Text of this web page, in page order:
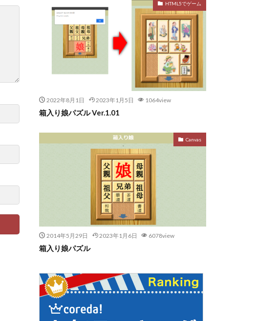
HTML5でゲーム
2022年8月1日 2023年1月5日 1064view
箱入り娘パズル Ver.1.01
Canvas
2014年5月29日 2023年1月6日 6078view
箱入り娘パズル